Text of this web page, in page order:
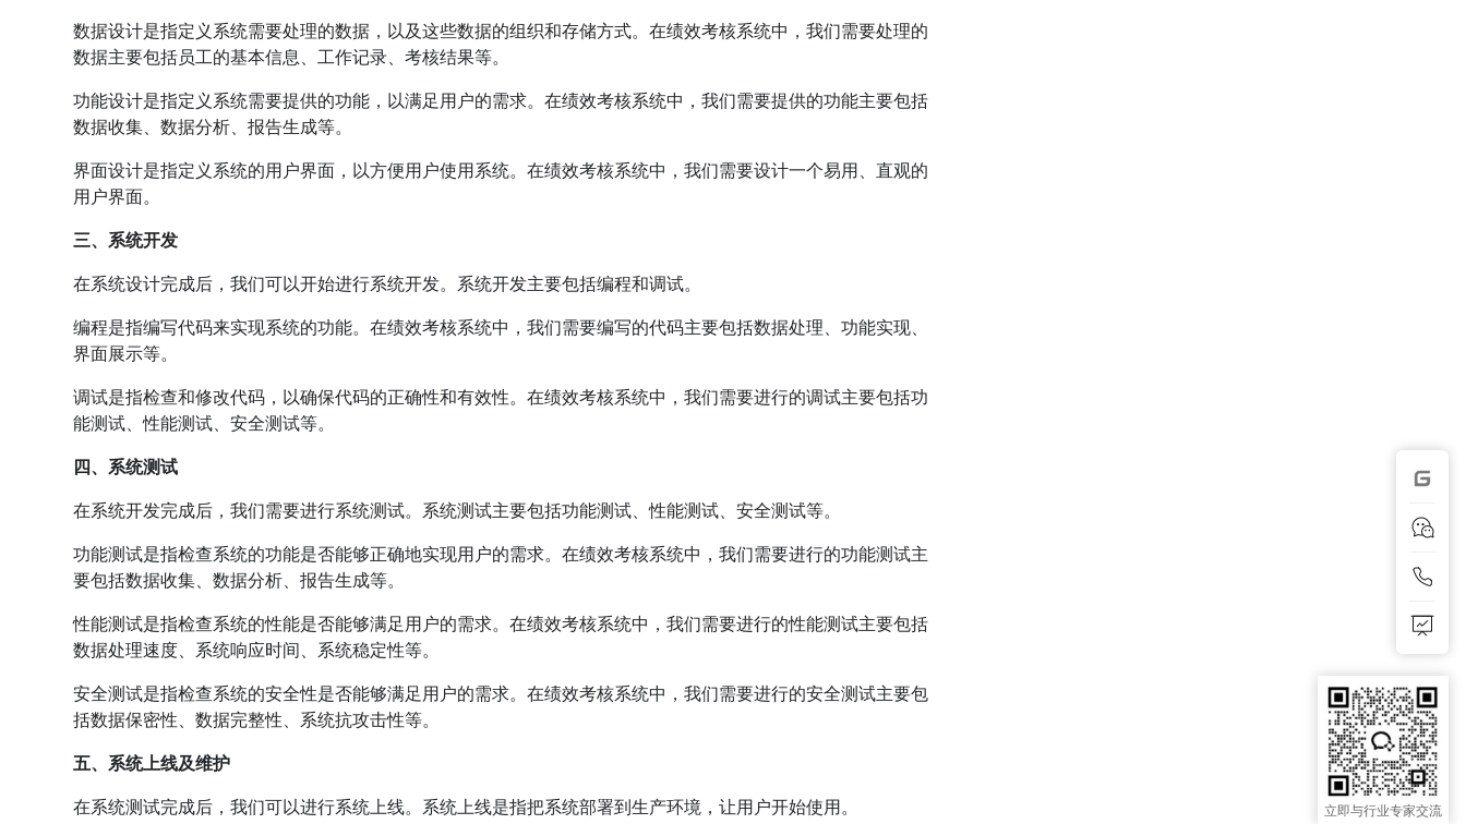
数据设计是指定义系统需要处理的数据，以及这些数据的组织和存储方式。在绩效考核系统中，我们需要处理的
数据主要包括员工的基本信息、工作记录、考核结果等。
功能设计是指定义系统需要提供的功能，以满足用户的需求。在绩效考核系统中，我们需要提供的功能主要包括
数据收集、数据分析、报告生成等。
界面设计是指定义系统的用户界面，以方便用户使用系统。在绩效考核系统中，我们需要设计一个易用、直观的
用户界面。
三、系统开发
在系统设计完成后，我们可以开始进行系统开发。系统开发主要包括编程和调试。
编程是指编写代码来实现系统的功能。在绩效考核系统中，我们需要编写的代码主要包括数据处理、功能实现、
界面展示等。
调试是指检查和修改代码，以确保代码的正确性和有效性。在绩效考核系统中，我们需要进行的调试主要包括功
能测试、性能测试、安全测试等。
四、系统测试
在系统开发完成后，我们需要进行系统测试。系统测试主要包括功能测试、性能测试、安全测试等。
功能测试是指检查系统的功能是否能够正确地实现用户的需求。在绩效考核系统中，我们需要进行的功能测试主
要包括数据收集、数据分析、报告生成等。
性能测试是指检查系统的性能是否能够满足用户的需求。在绩效考核系统中，我们需要进行的性能测试主要包括
数据处理速度、系统响应时间、系统稳定性等。
安全测试是指检查系统的安全性是否能够满足用户的需求。在绩效考核系统中，我们需要进行的安全测试主要包
括数据保密性、数据完整性、系统抗攻击性等。
五、系统上线及维护
在系统测试完成后，我们可以进行系统上线。系统上线是指把系统部署到生产环境，让用户开始使用。
立即与行业专家交流